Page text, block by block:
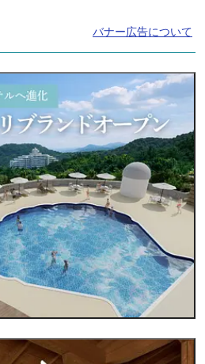
バナー広告について